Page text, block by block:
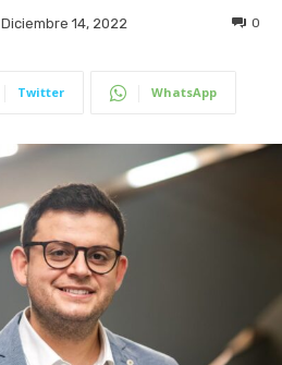
Diciembre 14, 2022 0
Twitter WhatsApp